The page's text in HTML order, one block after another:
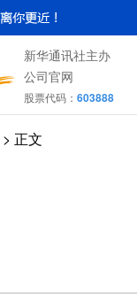
新华通讯社主办
公司官网
股票代码： 603888
> 正文